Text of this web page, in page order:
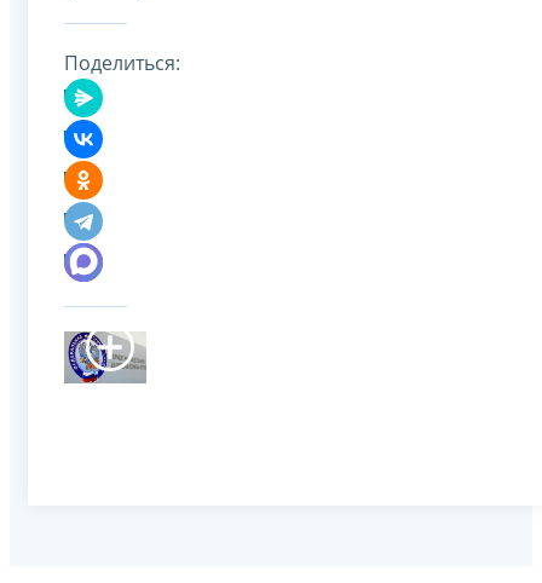
Поделиться: